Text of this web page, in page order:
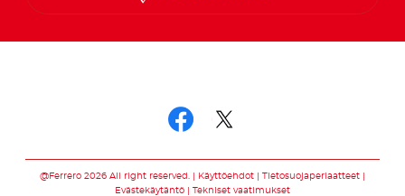
@Ferrero 2026 All right reserved. Käyttöehdot
Tietosuojaperiaatteet
Evästekäytäntö
Tekniset vaatimukset